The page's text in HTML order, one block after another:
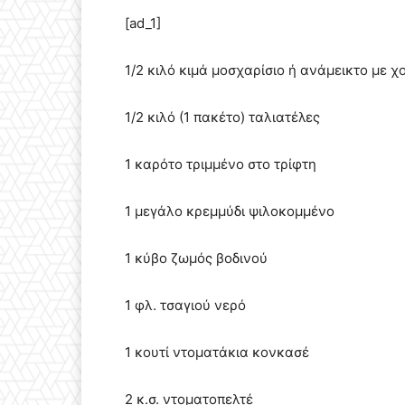
[ad_1]
1/2 κιλό κιμά μοσχαρίσιο ή ανάμεικτο με
1/2 κιλό (1 πακέτο) ταλιατέλες
1 καρότο τριμμένο στο τρίφτη
1 μεγάλο κρεμμύδι ψιλοκομμένο
1 κύβο ζωμός βοδινού
1 φλ. τσαγιού νερό
1 κουτί ντοματάκια κονκασέ
2 κ.σ. ντοματοπελτέ